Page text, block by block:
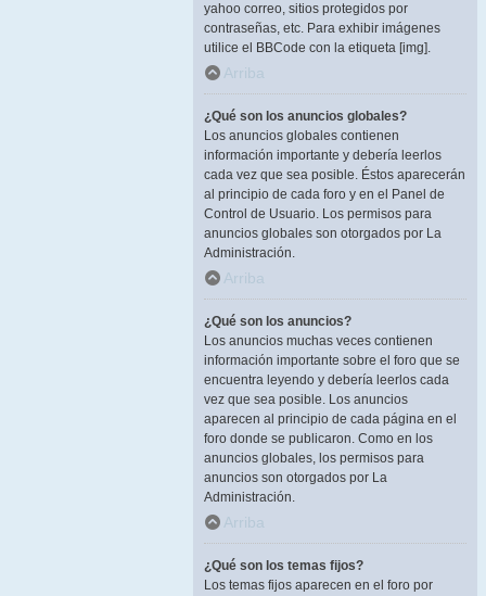
yahoo correo, sitios protegidos por
contraseñas, etc. Para exhibir imágenes
utilice el BBCode con la etiqueta [img].
Arriba
¿Qué son los anuncios globales?
Los anuncios globales contienen
información importante y debería leerlos
cada vez que sea posible. Éstos aparecerán
al principio de cada foro y en el Panel de
Control de Usuario. Los permisos para
anuncios globales son otorgados por La
Administración.
Arriba
¿Qué son los anuncios?
Los anuncios muchas veces contienen
información importante sobre el foro que se
encuentra leyendo y debería leerlos cada
vez que sea posible. Los anuncios
aparecen al principio de cada página en el
foro donde se publicaron. Como en los
anuncios globales, los permisos para
anuncios son otorgados por La
Administración.
Arriba
¿Qué son los temas fijos?
Los temas fijos aparecen en el foro por